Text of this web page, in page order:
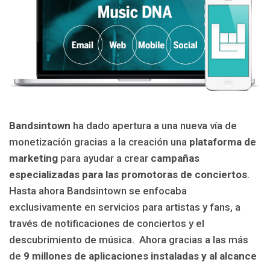
Bandsintown ha dado apertura a una nueva vía de
monetización gracias a la creación una plataforma de
marketing para ayudar a crear campañas
especializadas para las promotoras de conciertos.
Hasta ahora Bandsintown se enfocaba
exclusivamente en servicios para artistas y fans, a
través de notificaciones de conciertos y el
descubrimiento de música. Ahora gracias a las más
de 9 millones de aplicaciones instaladas y al alcance